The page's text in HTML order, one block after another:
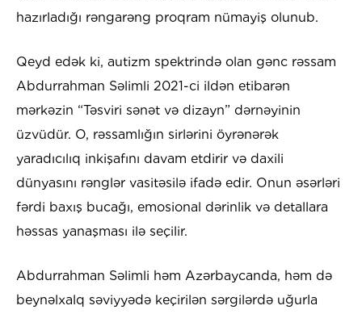
hazırladığı rəngarəng proqram nümayiş olunub.
Qeyd edək ki, autizm spektrində olan gənc rəssam
Abdurrahman Səlimli 2021-ci ildən etibarən
mərkəzin “Təsviri sənət və dizayn” dərnəyinin
üzvüdür. O, rəssamlığın sirlərini öyrənərək
yaradıcılıq inkişafını davam etdirir və daxili
dünyasını rənglər vasitəsilə ifadə edir. Onun əsərləri
fərdi baxış bucağı, emosional dərinlik və detallara
həssas yanaşması ilə seçilir.
Abdurrahman Səlimli həm Azərbaycanda, həm də
beynəlxalq səviyyədə keçirilən sərgilərdə uğurla